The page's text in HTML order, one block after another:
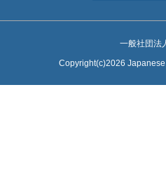
一般社団法
Copyright(c)2026